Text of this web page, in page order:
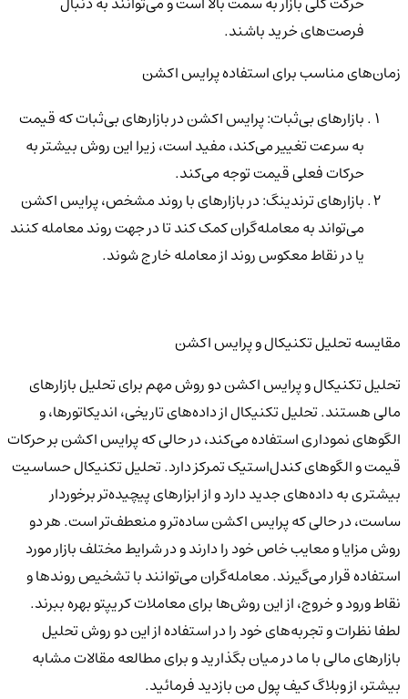
فرصت‌های خرید باشند.
زمان‌های مناسب برای استفاده پرایس اکشن
بازارهای بی‌ثبات: پرایس اکشن در بازارهای بی‌ثبات که قیمت
به سرعت تغییر می‌کند، مفید است، زیرا این روش بیشتر به
حرکات فعلی قیمت توجه می‌کند.
بازارهای ترندینگ: در بازارهای با روند مشخص، پرایس اکشن
می‌تواند به معامله‌گران کمک کند تا در جهت روند معامله کنند
یا در نقاط معکوس روند از معامله خارج شوند.
مقایسه تحلیل تکنیکال و پرایس اکشن
تحلیل تکنیکال و پرایس اکشن دو روش مهم برای تحلیل بازارهای
مالی هستند. تحلیل تکنیکال از داده‌های تاریخی، اندیکاتورها، و
الگوهای نموداری استفاده می‌کند، در حالی که پرایس اکشن بر حرکات
قیمت و الگوهای کندل‌استیک تمرکز دارد. تحلیل تکنیکال حساسیت
بیشتری به داده‌های جدید دارد و از ابزارهای پیچیده‌تر برخوردار
ساست، در حالی که پرایس اکشن ساده‌تر و منعطف‌تر است. هر دو
روش مزایا و معایب خاص خود را دارند و در شرایط مختلف بازار مورد
استفاده قرار می‌گیرند. معامله‌گران می‌توانند با تشخیص روندها و
نقاط ورود و خروج، از این روش‌ها برای معاملات کریپتو بهره ببرند.
لطفا نظرات و تجربه‌های خود را در استفاده از این دو روش تحلیل
بازارهای مالی با ما در میان بگذارید و برای مطالعه مقالات مشابه
بیشتر، از وبلاگ کیف پول من بازدید فرمائيد.